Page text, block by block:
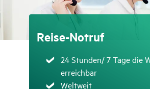
Reise-Notruf
Zutreffend
24 Stunden/ 7 Tage die
erreichbar
Zutreffend
Weltweit